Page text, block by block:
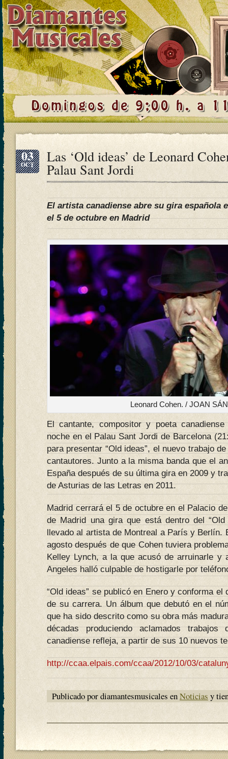
03
OCT Las ‘Old ideas’ de Leonard
Palau Sant Jordi
El artista canadiense abre su gira española
el 5 de octubre en Madrid
Leonard Cohen. / JOAN
El cantante, compositor y poeta
noche en el Palau Sant Jordi de Barcelona
para presentar “Old ideas”, el nuevo trabajo
cantautores. Junto a la misma banda que el
España después de su última gira en 2009 y
de Asturias de las Letras en 2011.
Madrid cerrará el 5 de octubre en el Palacio
de Madrid una gira que está dentro del
llevado al artista de Montreal a París y Berlín.
agosto después de que Cohen tuviera
Kelley Lynch, a la que acusó de arruinarle y
Angeles halló culpable de hostigarle por
“Old ideas” se publicó en Enero y conforma el
de su carrera. Un álbum que debutó en el
que ha sido descrito como su obra más
décadas produciendo aclamados trabajos
canadiense refleja, a partir de sus 10 nuevos
http://ccaa.elpais.com/ccaa/2012/10/03/
Publicado por diamantesmusicales enNoticias y